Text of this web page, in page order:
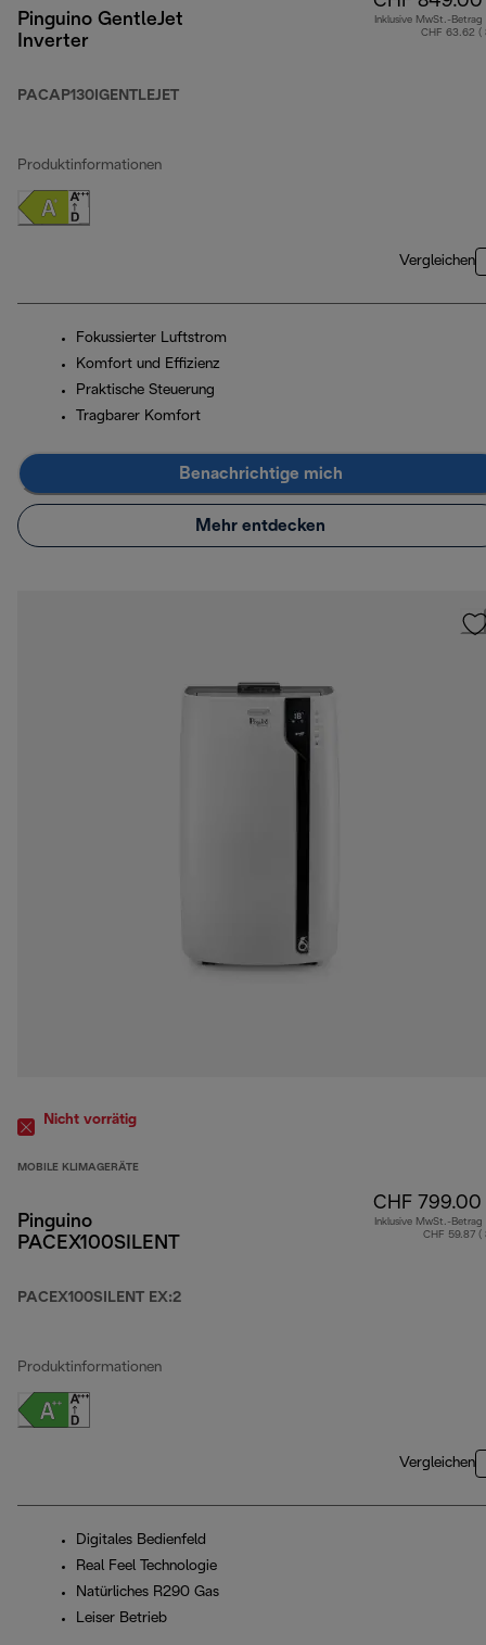
Pinguino GentleJet
Inverter
PACAP130IGENTLEJET
Inklusive MwSt.-Betrag
CHF 63.62 (
Produktinformationen
Vergleichen
Fokussierter Luftstrom
Komfort und Effizienz
Praktische Steuerung
Tragbarer Komfort
Benachrichtige mich
Mehr entdecken
Nicht vorrätig
MOBILE KLIMAGERÄTE
Pinguino
PACEX100SILENT
PACEX100SILENT EX:2
CHF 799.00
Inklusive MwSt.-Betrag
CHF 59.87 (
Produktinformationen
Vergleichen
Digitales Bedienfeld
Real Feel Technologie
Natürliches R290 Gas
Leiser Betrieb